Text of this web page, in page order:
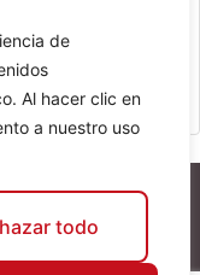
de
Al hacer clic en
a nuestro uso
todo